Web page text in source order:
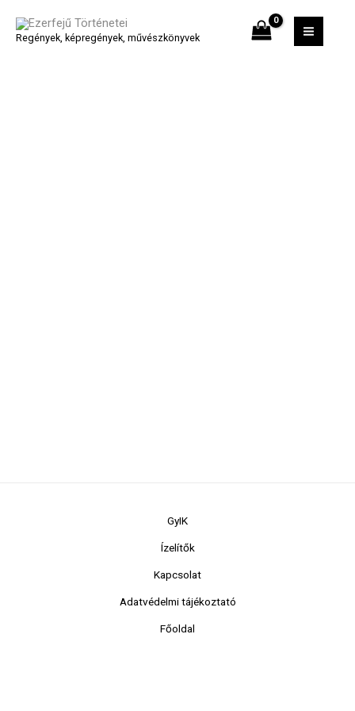
content
Regények, képregények, művészkönyvek
GyIK
Ízelítők
Kapcsolat
Adatvédelmi tájékoztató
Főoldal